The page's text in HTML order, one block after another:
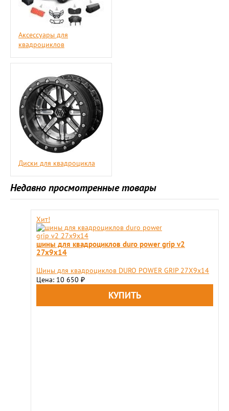
Аксессуары для
квадроциклов
Диски для квадроцикла
Недавно просмотренные товары
Хит!
шины для квадроциклов duro power grip v2
27x9х14
Шины для квадроциклов DURO POWER GRIP 27X9х14
Цена: 10 650 ₽